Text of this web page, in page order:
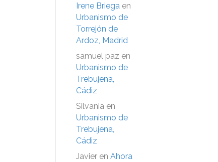
Irene Briega en
Urbanismo de
Torrejón de
Ardoz, Madrid
samuel paz en
Urbanismo de
Trebujena,
Cádiz
Silvania en
Urbanismo de
Trebujena,
Cádiz
Javier en Ahora